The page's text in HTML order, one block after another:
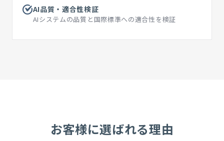
AI品質・適合性検証
AIシステムの品質と国際標準への適合性を検証
お客様に選ばれる理由